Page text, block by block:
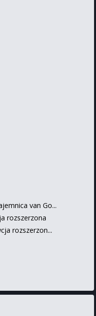
van Go...
rozszerzona
rozszerzon...